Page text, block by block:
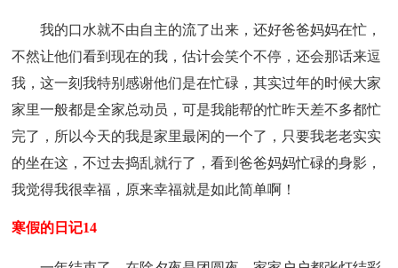
我的口水就不由自主的流了出来，还好爸爸妈妈在忙，
不然让他们看到现在的我，估计会笑个不停，还会那话来逗
我，这一刻我特别感谢他们是在忙碌，其实过年的时候大家
家里一般都是全家总动员，可是我能帮的忙昨天差不多都忙
完了，所以今天的我是家里最闲的一个了，只要我老老实实
的坐在这，不过去捣乱就行了，看到爸爸妈妈忙碌的身影，
我觉得我很幸福，原来幸福就是如此简单啊！
寒假的日记14